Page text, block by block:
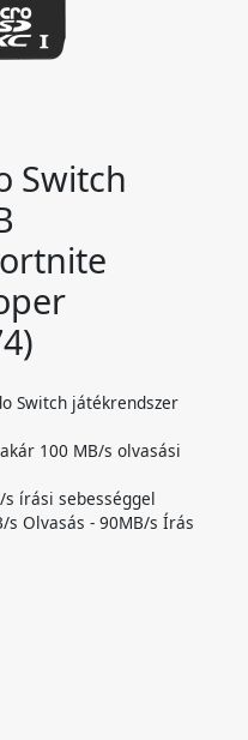
Switch
Switch játékrendszer
100 MB/s olvasási
írási sebességgel
s Olvasás - 90MB/s Írás